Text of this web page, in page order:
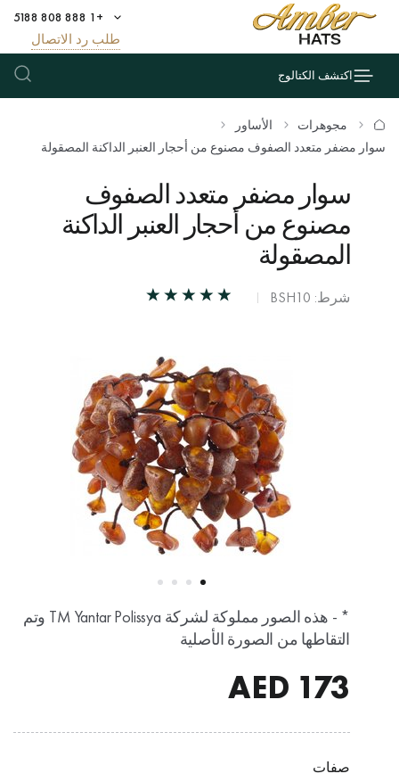
+1 888 808 5188
طلب رد الاتصال
اكتشف الكتالوج
مجوهرات
الأساور
سوار مضفر متعدد الصفوف مصنوع من أحجار العنبر الداكنة المصقولة
سوار مضفر متعدد الصفوف
مصنوع من أحجار العنبر الداكنة
المصقولة
شرط: BSH10
* - هذه الصور مملوكة لشركة TM Yantar Polissya وتم
التقاطها من الصورة الأصلية
173
صفات